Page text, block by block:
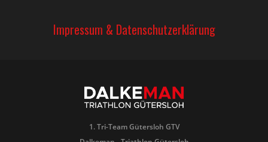
Impressum & Datenschutzerklärung
1. Tri-Team Gütersloh GTV